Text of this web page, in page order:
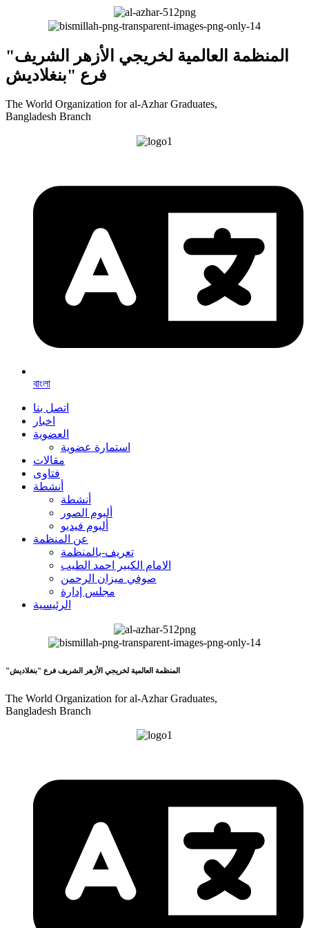
"المنظمة العالمية لخريجي الأزهر الشريف
فرع "بنغلاديش
The World Organization for al-Azhar Graduates,
Bangladesh Branch
বাংলা
اتصل بنا
اخبار
العضوية
استمارة عضوية
مقالات
فتاوى
أنشطة
أنشطة
ألبوم الصور
ألبوم فيديو
عن المنظمة
تعريف-بالمنظمة
الامام الكبير احمد الطيب
صوفي ميزان الرحمن
مجلس إدارة
الرئيسية
"المنظمة العالمية لخريجي الأزهر الشريف فرع "بنغلاديش
The World Organization for al-Azhar Graduates,
Bangladesh Branch